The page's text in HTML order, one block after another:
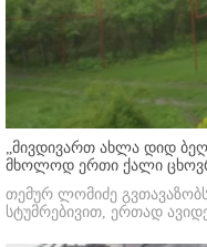
„მივდივართ ახლა დიდ
მხოლოდ ერთი ქალი
თემურ ლომიძე
სტუმრებივით, ერთად